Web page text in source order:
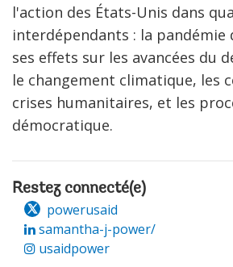
l'action des États-Unis dans
interdépendants : la pandémie
ses effets sur les avancées du
le changement climatique, les
crises humanitaires, et les
démocratique.
Restez connecté(e)
powerusaid
samantha-j-power/
usaidpower